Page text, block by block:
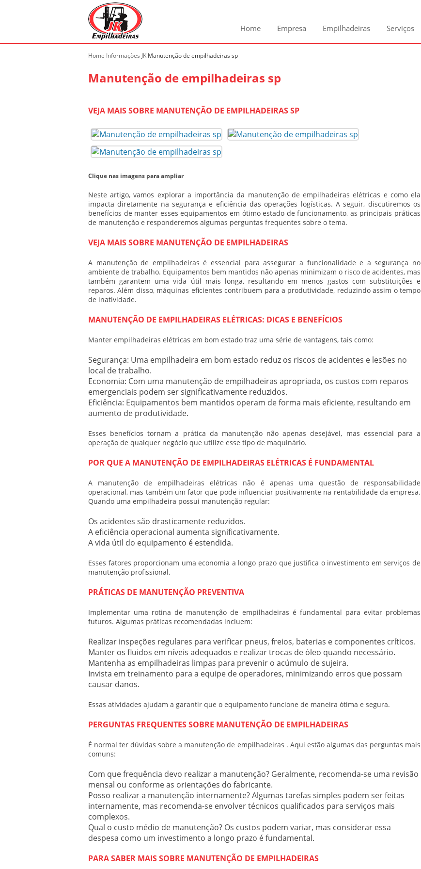
Home Empresa Empilhadeiras Serviços
Home Informações JK Manutenção de empilhadeiras sp
Manutenção de empilhadeiras sp
VEJA MAIS SOBRE MANUTENÇÃO DE EMPILHADEIRAS SP
Clique nas imagens para ampliar
Neste artigo, vamos explorar a importância da manutenção de empilhadeiras elétricas e como ela
impacta diretamente na segurança e eficiência das operações logísticas. A seguir, discutiremos os
benefícios de manter esses equipamentos em ótimo estado de funcionamento, as principais práticas
de manutenção e responderemos algumas perguntas frequentes sobre o tema.
VEJA MAIS SOBRE MANUTENÇÃO DE EMPILHADEIRAS
A manutenção de empilhadeiras é essencial para assegurar a funcionalidade e a segurança no
ambiente de trabalho. Equipamentos bem mantidos não apenas minimizam o risco de acidentes, mas
também garantem uma vida útil mais longa, resultando em menos gastos com substituições e
reparos. Além disso, máquinas eficientes contribuem para a produtividade, reduzindo assim o tempo
de inatividade.
MANUTENÇÃO DE EMPILHADEIRAS ELÉTRICAS: DICAS E BENEFÍCIOS
Manter empilhadeiras elétricas em bom estado traz uma série de vantagens, tais como:
Segurança: Uma empilhadeira em bom estado reduz os riscos de acidentes e lesões no
local de trabalho.
Economia: Com uma manutenção de empilhadeiras apropriada, os custos com reparos
emergenciais podem ser significativamente reduzidos.
Eficiência: Equipamentos bem mantidos operam de forma mais eficiente, resultando em
aumento de produtividade.
Esses benefícios tornam a prática da manutenção não apenas desejável, mas essencial para a
operação de qualquer negócio que utilize esse tipo de maquinário.
POR QUE A MANUTENÇÃO DE EMPILHADEIRAS ELÉTRICAS É FUNDAMENTAL
A manutenção de empilhadeiras elétricas não é apenas uma questão de responsabilidade
operacional, mas também um fator que pode influenciar positivamente na rentabilidade da empresa.
Quando uma empilhadeira possui manutenção regular:
Os acidentes são drasticamente reduzidos.
A eficiência operacional aumenta significativamente.
A vida útil do equipamento é estendida.
Esses fatores proporcionam uma economia a longo prazo que justifica o investimento em serviços de
manutenção profissional.
PRÁTICAS DE MANUTENÇÃO PREVENTIVA
Implementar uma rotina de manutenção de empilhadeiras é fundamental para evitar problemas
futuros. Algumas práticas recomendadas incluem:
Realizar inspeções regulares para verificar pneus, freios, baterias e componentes críticos.
Manter os fluidos em níveis adequados e realizar trocas de óleo quando necessário.
Mantenha as empilhadeiras limpas para prevenir o acúmulo de sujeira.
Invista em treinamento para a equipe de operadores, minimizando erros que possam
causar danos.
Essas atividades ajudam a garantir que o equipamento funcione de maneira ótima e segura.
PERGUNTAS FREQUENTES SOBRE MANUTENÇÃO DE EMPILHADEIRAS
É normal ter dúvidas sobre a manutenção de empilhadeiras . Aqui estão algumas das perguntas mais
comuns:
Com que frequência devo realizar a manutenção? Geralmente, recomenda-se uma revisão
mensal ou conforme as orientações do fabricante.
Posso realizar a manutenção internamente?Algumas tarefas simples podem ser feitas
internamente, mas recomenda-se envolver técnicos qualificados para serviços mais
complexos.
Qual o custo médio de manutenção? Os custos podem variar, mas considerar essa
despesa como um investimento a longo prazo é fundamental.
PARA SABER MAIS SOBRE MANUTENÇÃO DE EMPILHADEIRAS